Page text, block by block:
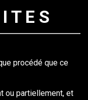
T E S
procédé que ce
ou partiellement, et